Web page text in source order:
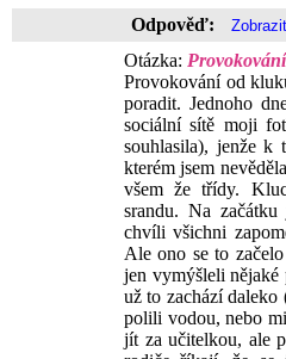
Odpověď:
Otázka:
Provokování od
poradit. Jednoho
sociální sítě moji
souhlasila), jenže k
kterém jsem
všem že třídy.
srandu. Na
chvíli všichni
Ale ono se to
jen vymýšleli
už to zachází daleko
polili vodou, nebo
jít za učitelkou, ale